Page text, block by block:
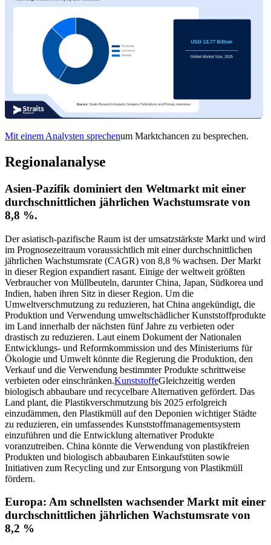
Mit einem Analysten sprechenum Marktchancen zu besprechen.
Regionalanalyse
Asien-Pazifik dominiert den Weltmarkt mit einer
durchschnittlichen jährlichen Wachstumsrate von
8,8 %.
Der asiatisch-pazifische Raum ist der umsatzstärkste Markt und wird
im Prognosezeitraum voraussichtlich mit einer durchschnittlichen
jährlichen Wachstumsrate (CAGR) von 8,8 % wachsen. Der Markt
in dieser Region expandiert rasant. Einige der weltweit größten
Verbraucher von Müllbeuteln, darunter China, Japan, Südkorea und
Indien, haben ihren Sitz in dieser Region. Um die
Umweltverschmutzung zu reduzieren, hat China angekündigt, die
Produktion und Verwendung umweltschädlicher Kunststoffprodukte
im Land innerhalb der nächsten fünf Jahre zu verbieten oder
drastisch zu reduzieren. Laut einem Dokument der Nationalen
Entwicklungs- und Reformkommission und des Ministeriums für
Ökologie und Umwelt könnte die Regierung die Produktion, den
Verkauf und die Verwendung bestimmter Produkte schrittweise
verbieten oder einschränken.KunststoffeGleichzeitig werden
biologisch abbaubare und recycelbare Alternativen gefördert. Das
Land plant, die Plastikverschmutzung bis 2025 erfolgreich
einzudämmen, den Plastikmüll auf den Deponien wichtiger Städte
zu reduzieren, ein umfassendes Kunststoffmanagementsystem
einzuführen und die Entwicklung alternativer Produkte
voranzutreiben. China könnte die Verwendung von plastikfreien
Produkten und biologisch abbaubaren Einkaufstüten sowie
Initiativen zum Recycling und zur Entsorgung von Plastikmüll
fördern.
Europa: Am schnellsten wachsender Markt mit einer
durchschnittlichen jährlichen Wachstumsrate von
8,2 %